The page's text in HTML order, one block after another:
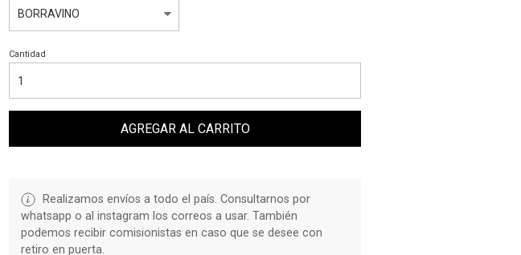
Cantidad
AGREGAR AL CARRITO
Realizamos envíos a todo el país. Consultarnos por
whatsapp o al instagram los correos a usar. También
podemos recibir comisionistas en caso que se desee con
retiro en puerta.